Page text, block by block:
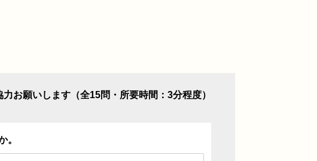
お願いします（全15問・所要時間：3分程度）
。